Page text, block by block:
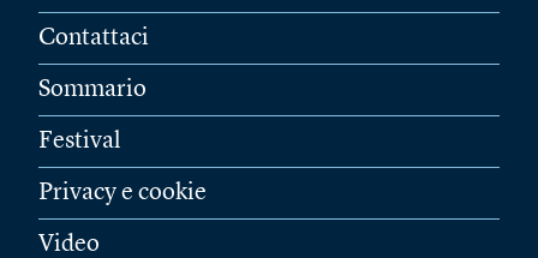
Contattaci
Sommario
Festival
Privacy e cookie
Video